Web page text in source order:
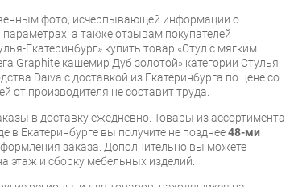
фото, исчерпывающей информации о
параметрах, а также отзывам покупателей
Екатеринбург» купить товар «Стул с мягким
Graphite кашемир Дуб золотой» категории Стулья
Daiva с доставкой из Екатеринбурга по цене со
от производителя не составит труда.
в доставку ежедневно. Товары из ассортимента
в Екатеринбурге вы получите не позднее48-ми
заказа. Дополнительно вы можете
этаж и сборку мебельных изделий.